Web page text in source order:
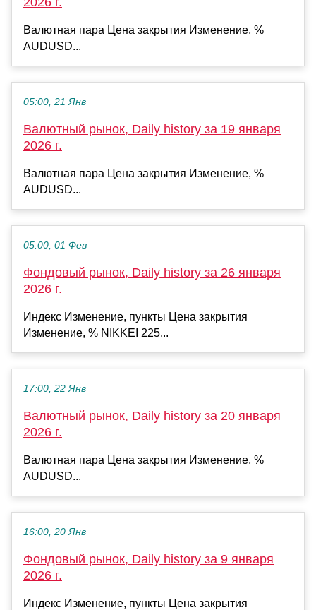
Валютная пара Цена закрытия Изменение, %
AUDUSD...
05:00, 21 Янв
Валютный рынок, Daily history за 19 января
2026 г.
Валютная пара Цена закрытия Изменение, %
AUDUSD...
05:00, 01 Фев
Фондовый рынок, Daily history за 26 января
2026 г.
Индекс Изменение, пункты Цена закрытия
Изменение, % NIKKEI 225...
17:00, 22 Янв
Валютный рынок, Daily history за 20 января
2026 г.
Валютная пара Цена закрытия Изменение, %
AUDUSD...
16:00, 20 Янв
Фондовый рынок, Daily history за 9 января
2026 г.
Индекс Изменение, пункты Цена закрытия